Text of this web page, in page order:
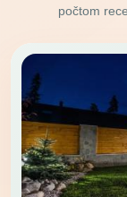
počtom